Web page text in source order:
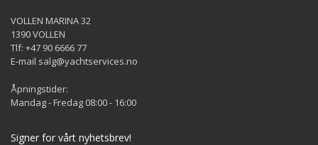
VOLLEN MARINA 32
1390 VOLLEN
Tlf: +47 90 6666 77
E-mail salg@yachtservices.no
Åpningstider:
Mandag - Fredag 08:00 - 16:00
Signer for vårt nyhetsbrev!